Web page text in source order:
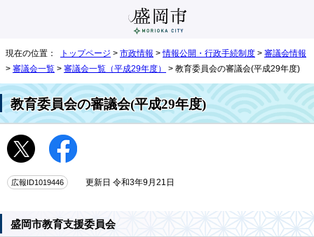
現在の位置： トップページ > 市政情報 >情報公開・行政手続制度 > 審議会情報
> 審議会一覧 > 審議会一覧（平成29年度） > 教育委員会の審議会(平成29年度)
教育委員会の審議会(平成29年度)
広報ID1019446 更新日 令和3年9月21日
盛岡市教育支援委員会